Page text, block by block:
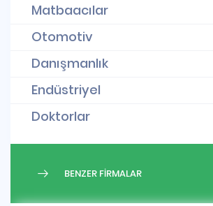
Matbaacılar
Otomotiv
Danışmanlık
Endüstriyel
Doktorlar
BENZER FİRMALAR